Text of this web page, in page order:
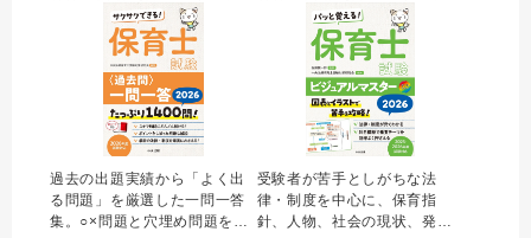
過去の出題実績から「よく出
る問題」を厳選した一問一答
集。○×問題と穴埋め問題を合
受験者が苦手としがちな法
律・制度を中心に、保育指
針、人物、社会の現状、発